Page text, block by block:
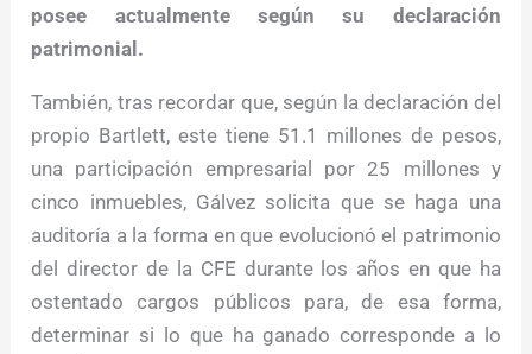
posee actualmente según su declaración
patrimonial.
También, tras recordar que, según la declaración del
propio Bartlett, este tiene 51.1 millones de pesos,
una participación empresarial por 25 millones y
cinco inmuebles, Gálvez solicita que se haga una
auditoría a la forma en que evolucionó el patrimonio
del director de la CFE durante los años en que ha
ostentado cargos públicos para, de esa forma,
determinar si lo que ha ganado corresponde a lo